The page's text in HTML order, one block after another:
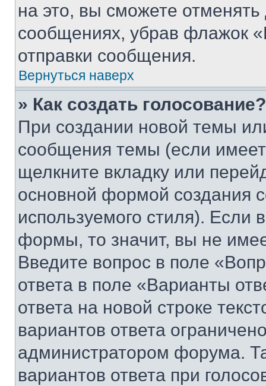
на это, вы сможете
сообщениях, убрав флажок
отправки сообщения.
Вернуться наверх
» Как создать голосование?
При создании новой темы
сообщения темы (если
щелкните вкладку или
основной формой создания
используемого стиля). Если
формы, то значит, вы не
Введите вопрос в поле
ответа в поле «Варианты
ответа на новой строке
вариантов ответа
администратором форума.
вариантов ответа при